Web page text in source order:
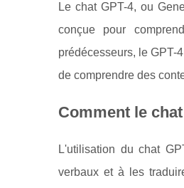
Le chat GPT-4, ou
conçue pour
prédécesseurs, le GPT-
de comprendre des
Comment le
L'utilisation du chat
verbaux et à les